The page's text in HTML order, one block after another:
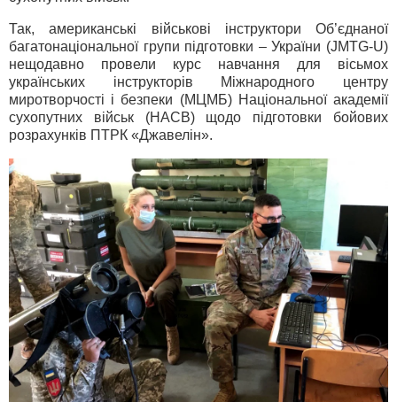
Так, американські військові інструктори Об’єднаної
багатонаціональної групи підготовки – України (JMTG-U)
нещодавно провели курс навчання для вісьмох
українських інструкторів Міжнародного центру
миротворчості і безпеки (МЦМБ) Національної академії
сухопутних військ (НАСВ) щодо підготовки бойових
розрахунків ПТРК «Джавелін».